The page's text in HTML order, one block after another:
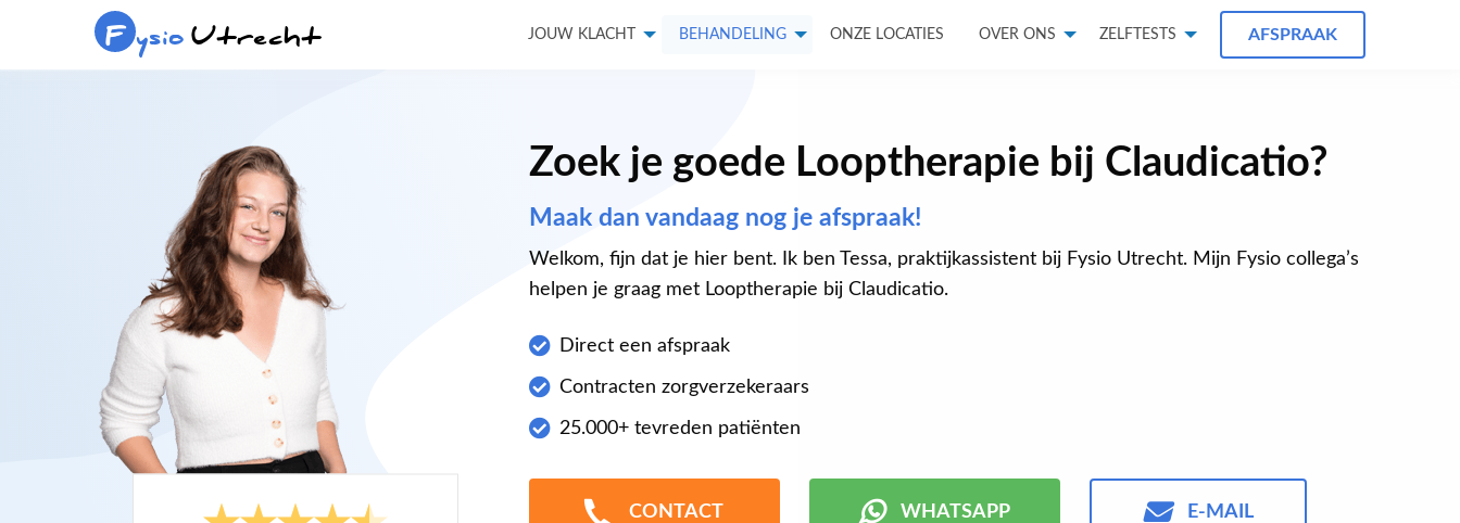
F ysioUtrecht JOUW KLACHT BEHANDELING ONZE LOCATIES OVER ONS ZELFTESTS AFSPRAAK
Zoek je goede Looptherapie bij Claudicatio?
Maak dan vandaag nog je afspraak!
Welkom, fijn dat je hier bent. Ik ben Tessa, praktijkassistent bij Fysio Utrecht. Mijn Fysio collega’s
helpen je graag met Looptherapie bij Claudicatio.
Direct een afspraak
Contracten zorgverzekeraars
25.000+ tevreden patiënten
CONTACT WHATSAPP E-MAIL